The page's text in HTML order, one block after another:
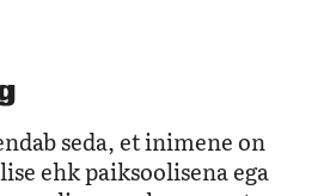
seda, et inimene on
ehk paiksoolisena ega